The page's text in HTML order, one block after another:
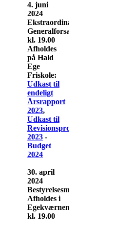
4. juni
2024
Ekstraordinær
Generalforsamling
kl. 19.00
Afholdes
på Hald
Ege
Friskole:
Udkast til
endeligt
Årsrapport
2023,
Udkast til
Revisionsprotokollatet
2023 -
Budget
2024
30. april
2024
Bestyrelsesmøde
Afholdes i
Egekværnen
kl. 19.00